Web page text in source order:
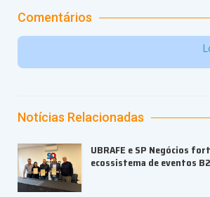
Comentários
Notícias Relacionadas
UBRAFE e SP Negócios
ecossistema de eventos